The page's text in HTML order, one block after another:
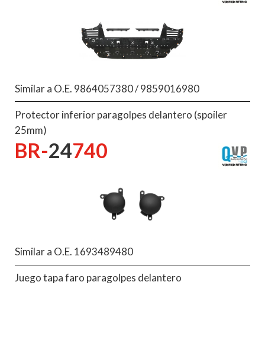
Similar a O.E. 9864057380 / 9859016980
Protector inferior paragolpes delantero (spoiler
25mm)
BR-24740
Similar a O.E. 1693489480
Juego tapa faro paragolpes delantero